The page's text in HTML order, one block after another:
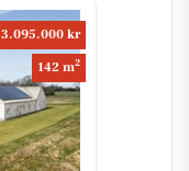
3.095.000 kr
142 m2